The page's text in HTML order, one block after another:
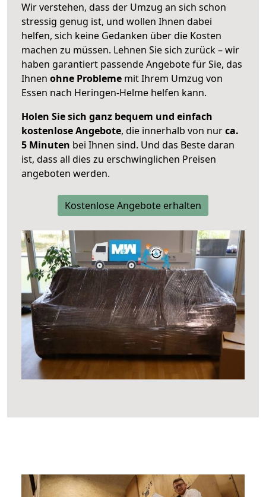
Wir verstehen, dass der Umzug an sich schon
stressig genug ist, und wollen Ihnen dabei
helfen, sich keine Gedanken über die Kosten
machen zu müssen. Lehnen Sie sich zurück – wir
haben garantiert passende Angebote für Sie, das
Ihnen ohne Probleme mit Ihrem Umzug von
Essen nach Heringen-Helme helfen kann.
Holen Sie sich ganz bequem und einfach
kostenlose Angebote, die innerhalb von nurca.
5 Minuten bei Ihnen sind. Und das Beste daran
ist, dass all dies zu erschwinglichen Preisen
angeboten werden.
Kostenlose Angebote erhalten